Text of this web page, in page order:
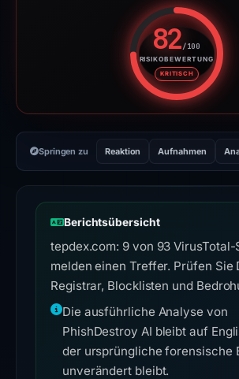
82/100
RISIKOBEWERTUNG
KRITISCH
Springen zu Reaktion Aufnahmen
Berichtsübersicht
tepdex.com: 9 von 93
melden einen Treffer. Prüfen Sie
Registrar, Blocklisten und
Die ausführliche Analyse von
PhishDestroy AI bleibt auf
der ursprüngliche forensische
unverändert bleibt.